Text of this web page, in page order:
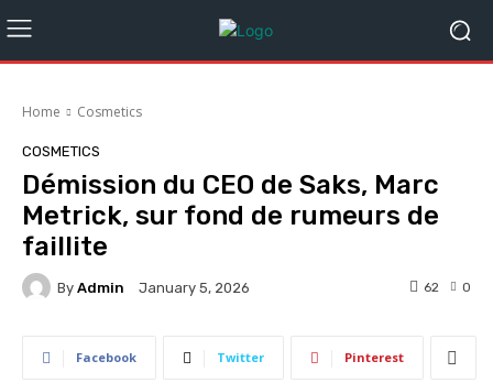
Home Cosmetics
COSMETICS
Démission du CEO de Saks, Marc
Metrick, sur fond de rumeurs de
faillite
By Admin January 5, 2026 0
62
Facebook Twitter Pinterest